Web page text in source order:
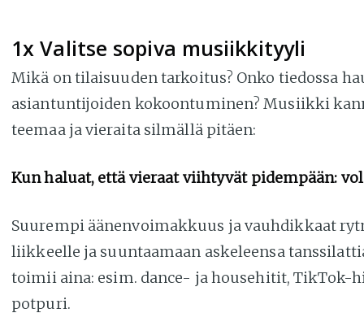
1x Valitse sopiva musiikkityyli
Mikä on tilaisuuden tarkoitus? Onko tiedossa
asiantuntijoiden kokoontuminen? Musiikki
teemaa ja vieraita silmällä pitäen:
Kun haluat, että vieraat viihtyvät pidempään:
Suurempi äänenvoimakkuus ja vauhdikkaat
liikkeelle ja suuntaamaan askeleensa
toimii aina: esim. dance- ja househitit, TikTok-
potpuri.